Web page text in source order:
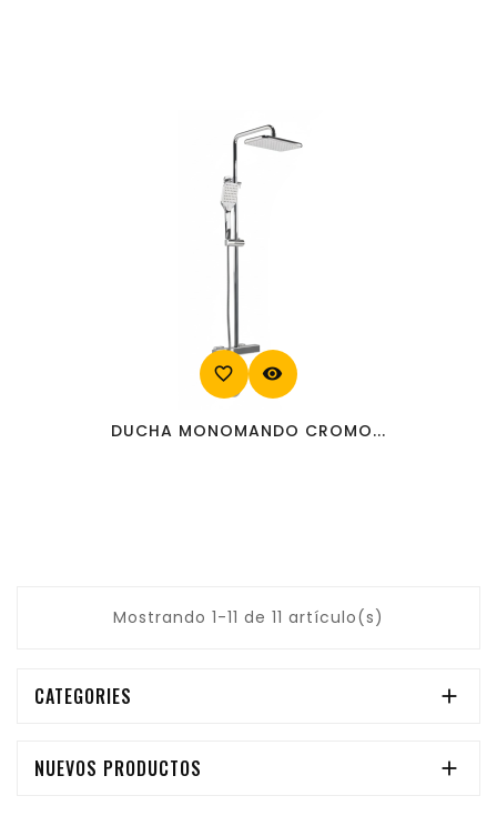
favorite_border visibility
DUCHA MONOMANDO CROMO...
Mostrando 1-11 de 11 artículo(s)
CATEGORIES 
NUEVOS PRODUCTOS 